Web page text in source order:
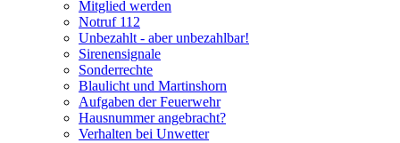
Mitglied werden
Notruf 112
Unbezahlt - aber unbezahlbar!
Sirenensignale
Sonderrechte
Blaulicht und Martinshorn
Aufgaben der Feuerwehr
Hausnummer angebracht?
Verhalten bei Unwetter